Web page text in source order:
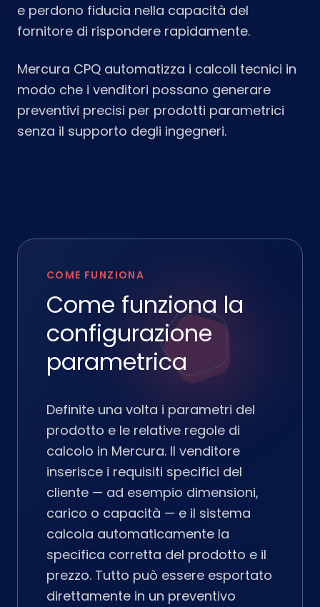
e perdono fiducia nella capacità del
fornitore di rispondere rapidamente.
Mercura CPQ automatizza i calcoli tecnici in
modo che i venditori possano generare
preventivi precisi per prodotti parametrici
senza il supporto degli ingegneri.
COME FUNZIONA
Come funziona la
configurazione
parametrica
Definite una volta i parametri del
prodotto e le relative regole di
calcolo in Mercura. Il venditore
inserisce i requisiti specifici del
cliente — ad esempio dimensioni,
carico o capacità — e il sistema
calcola automaticamente la
specifica corretta del prodotto e il
prezzo. Tutto può essere esportato
direttamente in un preventivo